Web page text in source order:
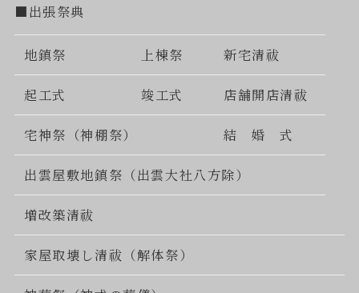
■出張祭典
地鎮祭 上棟祭 新宅清祓
起工式 竣工式 店舗開店清祓
宅神祭（神棚祭） 結 婚 式
出雲屋敷地鎮祭（出雲大社八方除）
増改築清祓
家屋取壊し清祓（解体祭）